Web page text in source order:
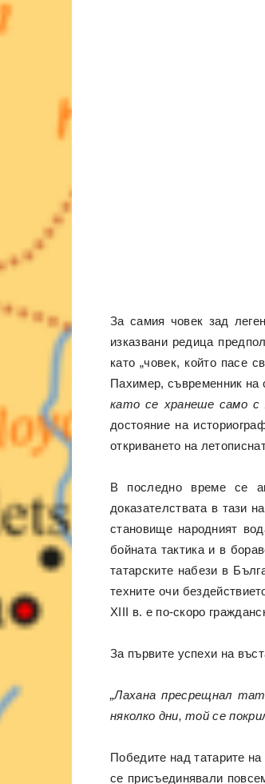
За самия човек зад
изказвани редица
като „човек, който пасе
Пахимер, съвременник на
като се хранеше само с
достояние на
откриването на
В последно време се
доказателствата в тази
становище народният
бойната тактика и в
татарските набези в
техните очи
XIII в. е по-скоро
За първите успехи на
„Лахана пресрещнал
няколко дни, той се
Победите над татарите
се присъединявали